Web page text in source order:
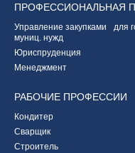
ПРОФЕССИОНАЛЬНАЯ
Управление закупками для
муниц. нужд
Юриспруденция
Менеджмент
РАБОЧИЕ ПРОФЕССИИ
Кондитер
Сварщик
Строитель